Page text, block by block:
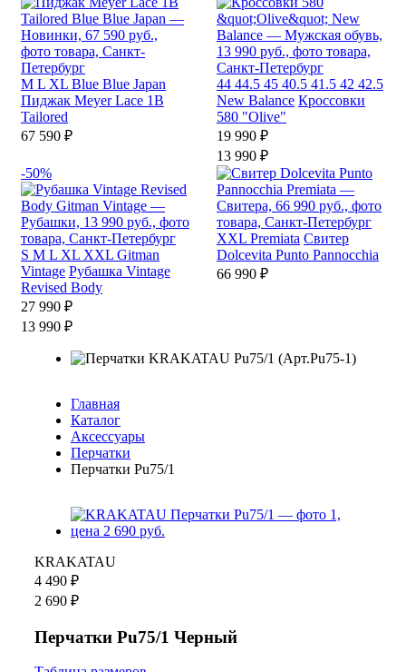
M L XL Blue Blue Japan
Пиджак Meyer Lace 1B
Tailored
67 590 ₽
44 44.5 45 40.5 41.5 42 42.5
New Balance Кроссовки
580 "Olive"
19 990 ₽
13 990 ₽
-50%
S M L XL XXL Gitman
Vintage Рубашка Vintage
Revised Body
27 990 ₽
13 990 ₽
XXL Premiata Свитер
Dolcevita Punto Pannocchia
66 990 ₽
Главная
Каталог
Аксессуары
Перчатки
Перчатки Pu75/1
KRAKATAU
4 490 ₽
2 690 ₽
Перчатки Pu75/1 Черный